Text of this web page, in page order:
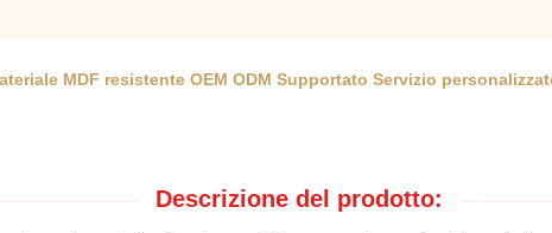
MDF resistente OEM ODM Supportato Servizio
Descrizione del prodotto: